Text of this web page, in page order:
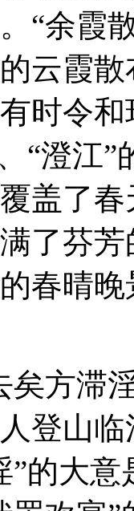
“余霞
云霞
时令
“澄江
盖了
了芬
春晴
方滞淫
登山
”的大